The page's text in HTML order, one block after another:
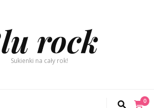
rock
Sukienki na cały rok!
0